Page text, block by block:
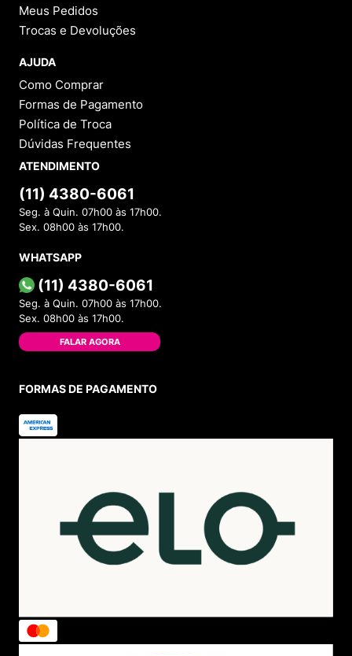
Meus Pedidos
Trocas e Devoluções
AJUDA
Como Comprar
Formas de Pagamento
Política de Troca
Dúvidas Frequentes
ATENDIMENTO
(11) 4380-6061
Seg. à Quin. 07h00 às 17h00.
Sex. 08h00 às 17h00.
WHATSAPP
(11) 4380-6061
Seg. à Quin. 07h00 às 17h00.
Sex. 08h00 às 17h00.
FALAR AGORA
FORMAS DE PAGAMENTO